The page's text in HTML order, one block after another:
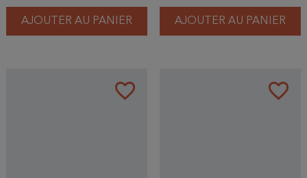
AJOUTER AU PANIER AJOUTER AU PANIER
favorite_border favorite_border